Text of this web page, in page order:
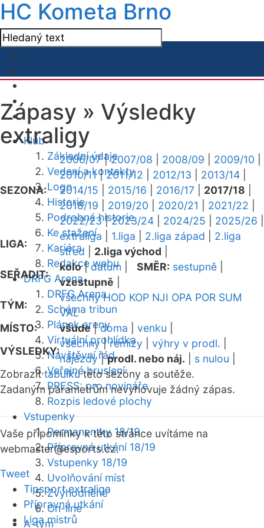
HC Kometa Brno
Klub
Základní údaje
Vedení a kontakty
Logo
Historie
Podrobná historie
Ke stažení
Kariéra
Redakce webu
DRFG Arena
DRFG Arena
Schéma tribun
Plánek areny
Virtuální prohlídka
Návštěvní řád
Veřejné bruslení
PRESS: pro novináře
Rozpis ledové plochy
Vstupenky
Permanentky 18/19
Přípravná utkání 18/19
Vstupenky 18/19
Uvolňování míst
Zvýhodněné
On-line
A-tým
Zápasy » Výsledky
extraligy
SEZONA:
2006/07|2007/08 2008/09 2009/10
2010/11|2011/12 2012/13 2013/14
2014/15
2015/16 2016/17 2017/18
2018/19
2019/20 2020/21 2021/22
2022/23|2023/24 2024/25 2025/26
LIGA:
extraliga 1.liga 2.liga západ
2.liga
střed
2.liga východ
SEŘADIT:
kolo|datum SMĚR: sestupně
vzestupně
TÝM:
všechny HOD KOP NJI OPA POR SUM
VAL
MÍSTO:
všude|doma venku
VÝSLEDKY:
všechny|remízy výhry v prodl.
nájezdy|prodl. nebo náj. s nulou
Zobrazittabulkutéto sezóny a soutěže.
Zadaným parametrům nevyhovuje žádný zápas.
Vaše připomínky k této stránce uvítáme na
webmaster@esports.cz.
Tweet
Tipsport extraliga
Přípravná utkání
Liga mistrů